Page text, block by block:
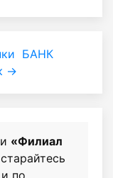
БАНК
→
«Филиал
по